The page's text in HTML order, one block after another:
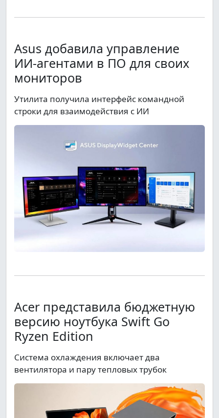
Asus добавила управление
ИИ-агентами в ПО для своих
мониторов
Утилита получила интерфейс командной
строки для взаимодействия с ИИ
Acer представила бюджетную
версию ноутбука Swift Go
Ryzen Edition
Система охлаждения включает два
вентилятора и пару тепловых трубок